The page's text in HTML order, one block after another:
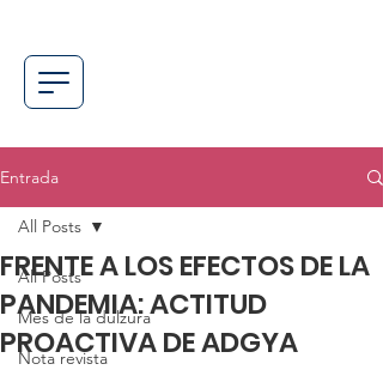
Entrada
All Posts
Mes de la dulzura
Nota revista
All Posts
FRENTE A LOS EFECTOS DE LA
PANDEMIA: ACTITUD
PROACTIVA DE ADGYA